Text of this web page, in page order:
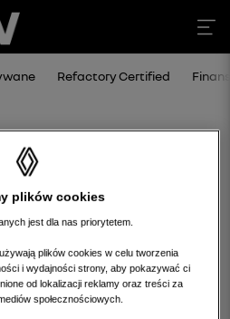
Refactory Certified
dealer nie ma
w tej kategorii.
plików cookies
jest dla nas priorytetem.
używają plików cookies w celu tworzenia
i wydajności strony, aby pokazywać ci
od lokalizacji reklamy oraz treści za
społecznościowych.